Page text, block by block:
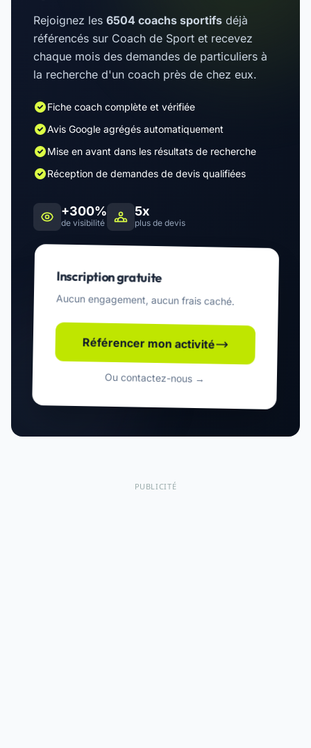
Rejoignez les 6504 coachs sportifs déjà
référencés sur Coach de Sport et recevez
chaque mois des demandes de particuliers à
la recherche d'un coach près de chez eux.
Fiche coach complète et vérifiée
Avis Google agrégés automatiquement
Mise en avant dans les résultats de recherche
Réception de demandes de devis qualifiées
+300%
de visibilité
5x
plus de devis
Inscription gratuite
Aucun engagement, aucun frais caché.
Référencer mon activité
Ou contactez-nous →
PUBLICITÉ